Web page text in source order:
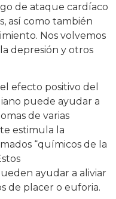
de ataque cardíaco
así como también
Nos volvemos
depresión y otros
efecto positivo del
puede ayudar a
de varias
estimula la
“químicos de la
ayudar a aliviar
de placer o euforia.